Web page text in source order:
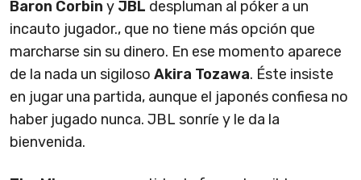
Baron Corbin y JBL despluman al póker a un
incauto jugador., que no tiene más opción que
marcharse sin su dinero. En ese momento aparece
de la nada un sigiloso Akira Tozawa. Éste insiste
en jugar una partida, aunque el japonés confiesa no
haber jugado nunca. JBL sonríe y le da la
bienvenida.